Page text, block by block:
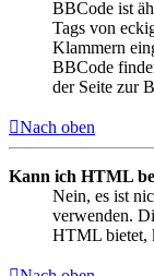
BBCode ist
Tags von
Klammern
BBCode
der Seite zur
Nach oben
Kann ich HTML
Nein, es ist
verwenden.
HTML bietet,